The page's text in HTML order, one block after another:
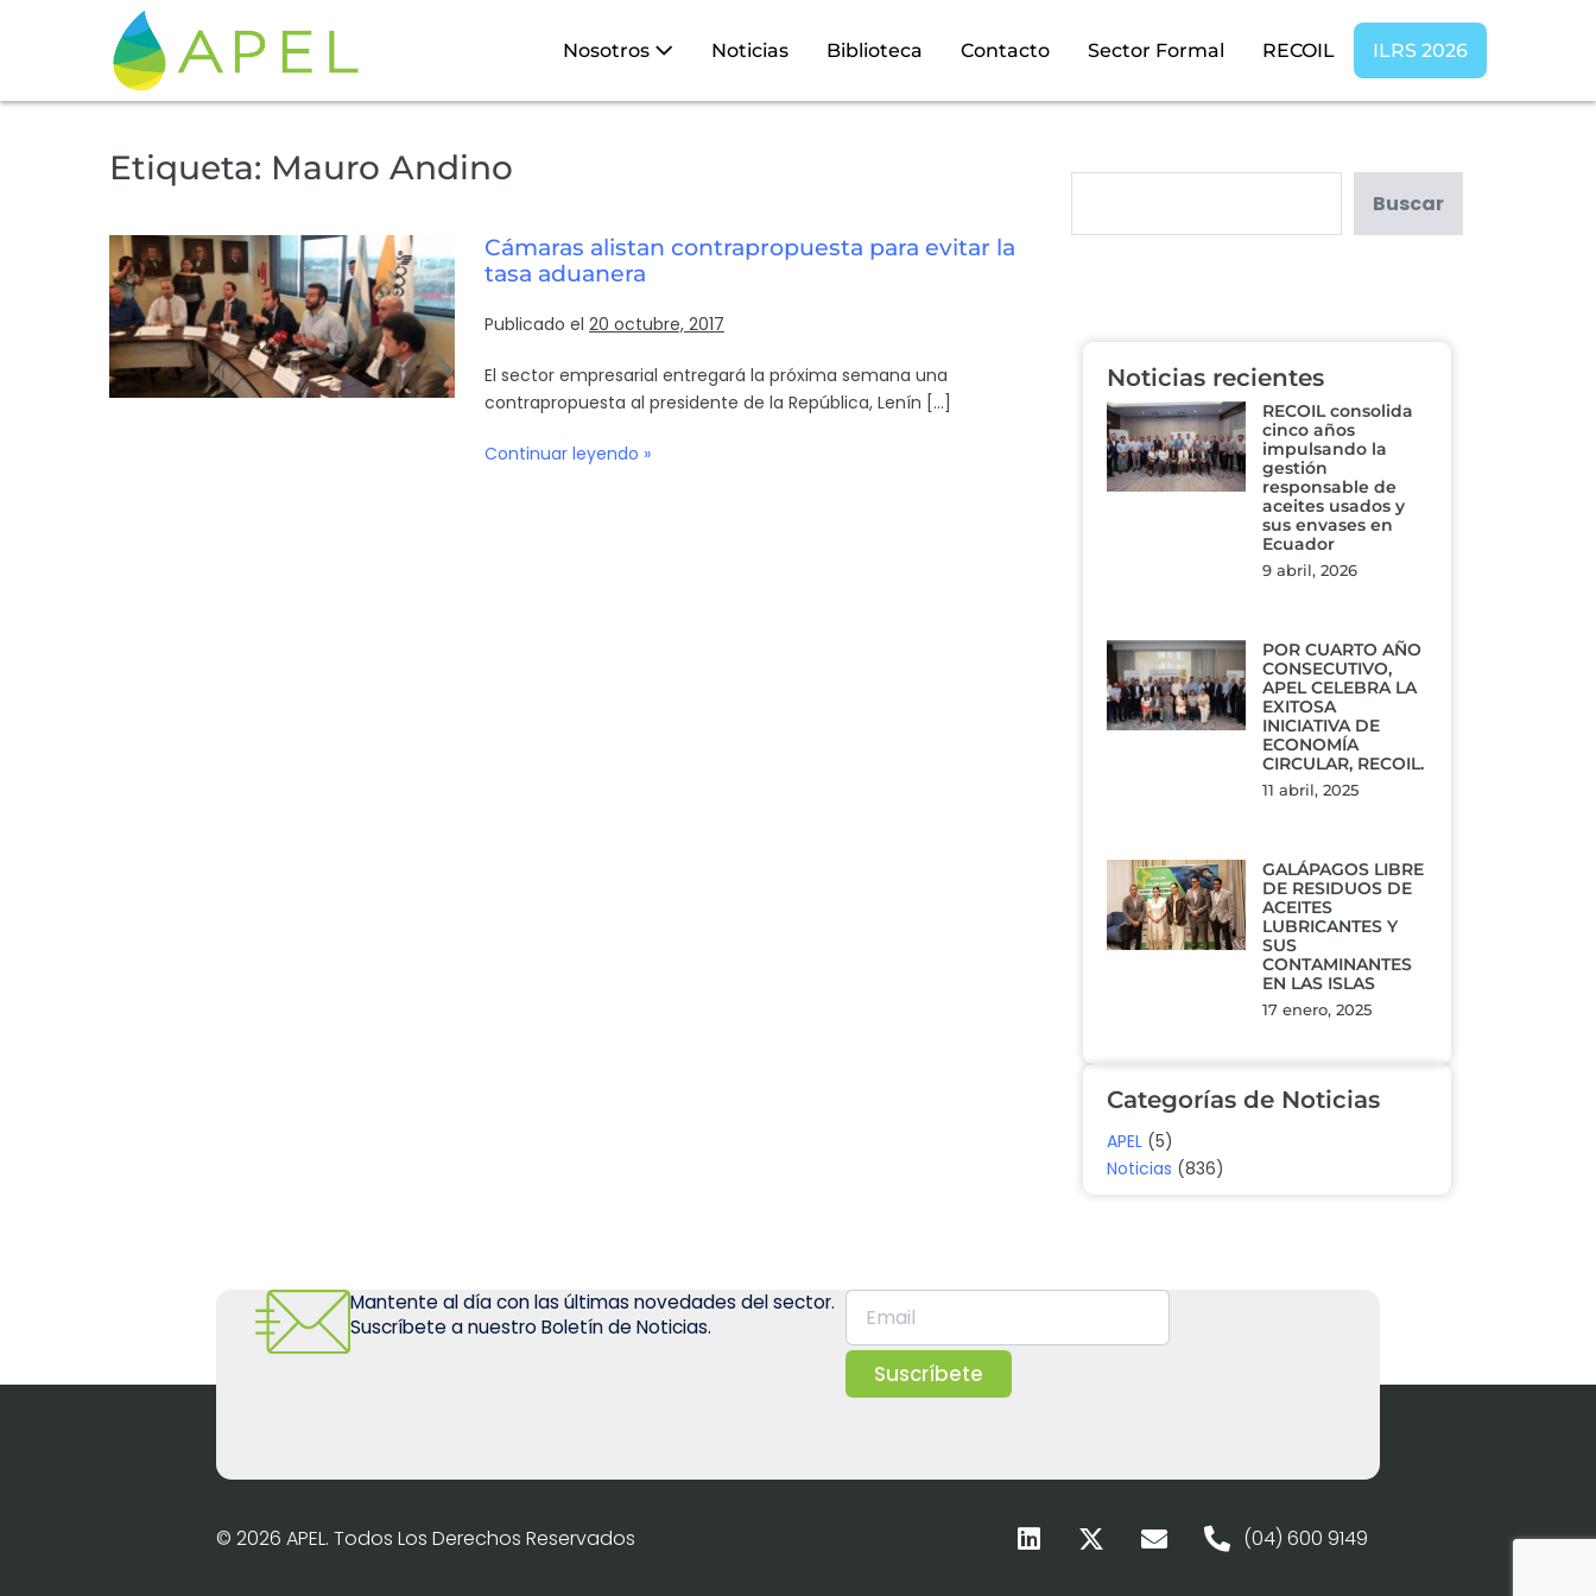
Nosotros Noticias Biblioteca Contacto Sector Formal RECOIL ILRS 2026
Etiqueta: Mauro Andino
Cámaras alistan contrapropuesta para evitar la
tasa aduanera
Publicado el 20 octubre, 2017
El sector empresarial entregará la próxima semana una
contrapropuesta al presidente de la República, Lenín […]
Continuar leyendo »
Buscar
Noticias recientes
RECOIL consolida
cinco años
impulsando la
gestión
responsable de
aceites usados y
sus envases en
Ecuador
9 abril, 2026
POR CUARTO AÑO
CONSECUTIVO,
APEL CELEBRA LA
EXITOSA
INICIATIVA DE
ECONOMÍA
CIRCULAR, RECOIL.
11 abril, 2025
GALÁPAGOS LIBRE
DE RESIDUOS DE
ACEITES
LUBRICANTES Y
SUS
CONTAMINANTES
EN LAS ISLAS
17 enero, 2025
Categorías de Noticias
APEL(5)
Noticias (836)
Mantente al día con las últimas novedades del sector.
Suscríbete a nuestro Boletín de Noticias.
Suscríbete
© 2026 APEL. Todos Los Derechos Reservados (04) 600 9149